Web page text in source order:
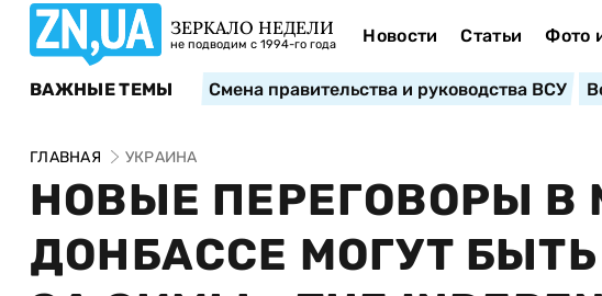
ЗЕРКАЛО НЕДЕЛИ
не подводим с 1994-го года Новости Статьи Фото
ВАЖНЫЕ ТЕМЫ Смена правительства и руководства ВСУ
ГЛАВНАЯ УКРАИНА
НОВЫЕ ПЕРЕГОВОРЫ В
ДОНБАССЕ МОГУТ